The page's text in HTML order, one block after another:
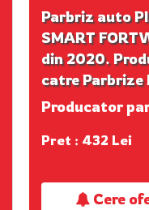
Parbriz auto
SMART
din 2020.
catre Parbrize
Producator
Pret : 432 Lei
Cere